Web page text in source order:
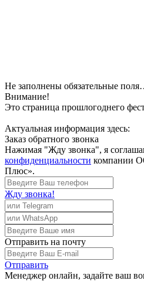
Не заполнены обязательные
Внимание!
Это страница прошлогоднего
Актуальная информация здесь:
Заказ обратного звонка
Нажимая "Жду звонка", я
конфиденциальности компании
Плюс».
Жду звонка!
Отправить на почту
Отправить
Менеджер онлайн, задайте ваш